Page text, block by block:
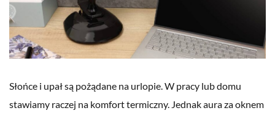
Słońce i upał są pożądane na urlopie. W pracy lub domu
stawiamy raczej na komfort termiczny. Jednak aura za oknem